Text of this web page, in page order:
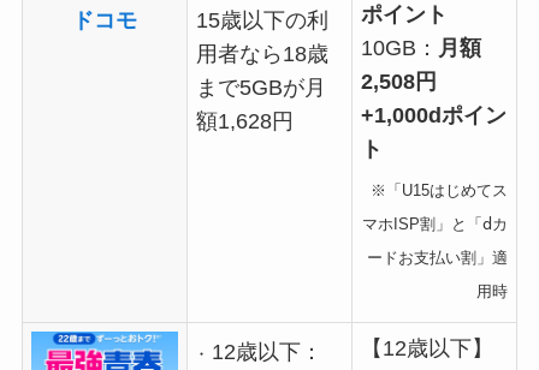
ドコモ
15歳以下の利
用者なら18歳
まで5GBが月
額1,628円
ポイント
10GB： 月額
2,508円
+1,000dポイン
ト
※「U15はじめてス
マホISP割」と「ⅾカ
ードお支払い割」適
用時
12歳以下：
【12歳以下】